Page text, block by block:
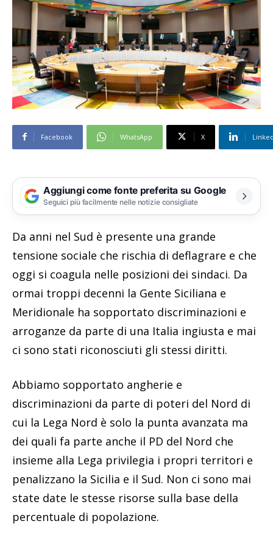
Facebook WhatsApp X
Aggiungi come fonte preferita su Google
Seguici più facilmente nelle notizie consigliate
Da anni nel Sud è presente una grande
tensione sociale che rischia di deflagrare e che
oggi si coagula nelle posizioni dei sindaci. Da
ormai troppi decenni la Gente Siciliana e
Meridionale ha sopportato discriminazioni e
arroganze da parte di una Italia ingiusta e mai
ci sono stati riconosciuti gli stessi diritti.
Abbiamo sopportato angherie e
discriminazioni da parte di poteri del Nord di
cui la Lega Nord è solo la punta avanzata ma
dei quali fa parte anche il PD del Nord che
insieme alla Lega privilegia i propri territori e
penalizzano la Sicilia e il Sud. Non ci sono mai
state date le stesse risorse sulla base della
percentuale di popolazione.